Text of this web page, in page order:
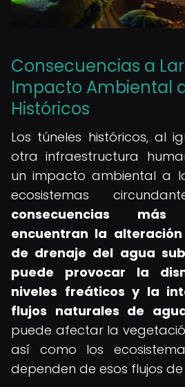
Consecuencias a
Impacto Ambiental
Históricos
Los túneles históricos, al
otra infraestructura
un impacto ambiental a
ecosistemas
consecuencias
encuentran la
de drenaje del agua
puede provocar la
niveles freáticos y la
flujos naturales de
puede afectar la
así como los
dependen de esos flujos